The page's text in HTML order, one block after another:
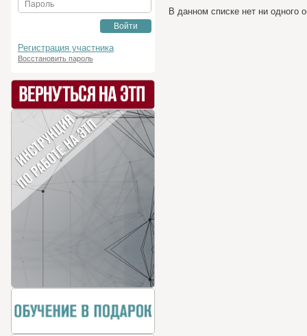
Пароль
Войти
Регистрация участника
Восстановить пароль
В данном списке нет ни одного